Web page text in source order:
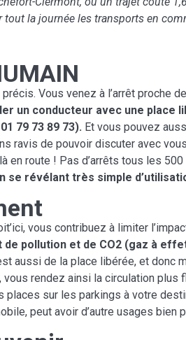
tout la journée les transports en
Vous venez à l’arrêt proche
un conducteur avec une place
79 73 89 73). Et vous pouvez
ravis de pouvoir discuter avec
route ! Pas d’arrêts tous les
se révélant très simple
vous contribuez à limiter
de pollution et de CO2 (gaz à
aussi de la place libérée, et donc
rendez ainsi la circulation plus
sur les parkings à votre
peut avoir d’autre usages bien